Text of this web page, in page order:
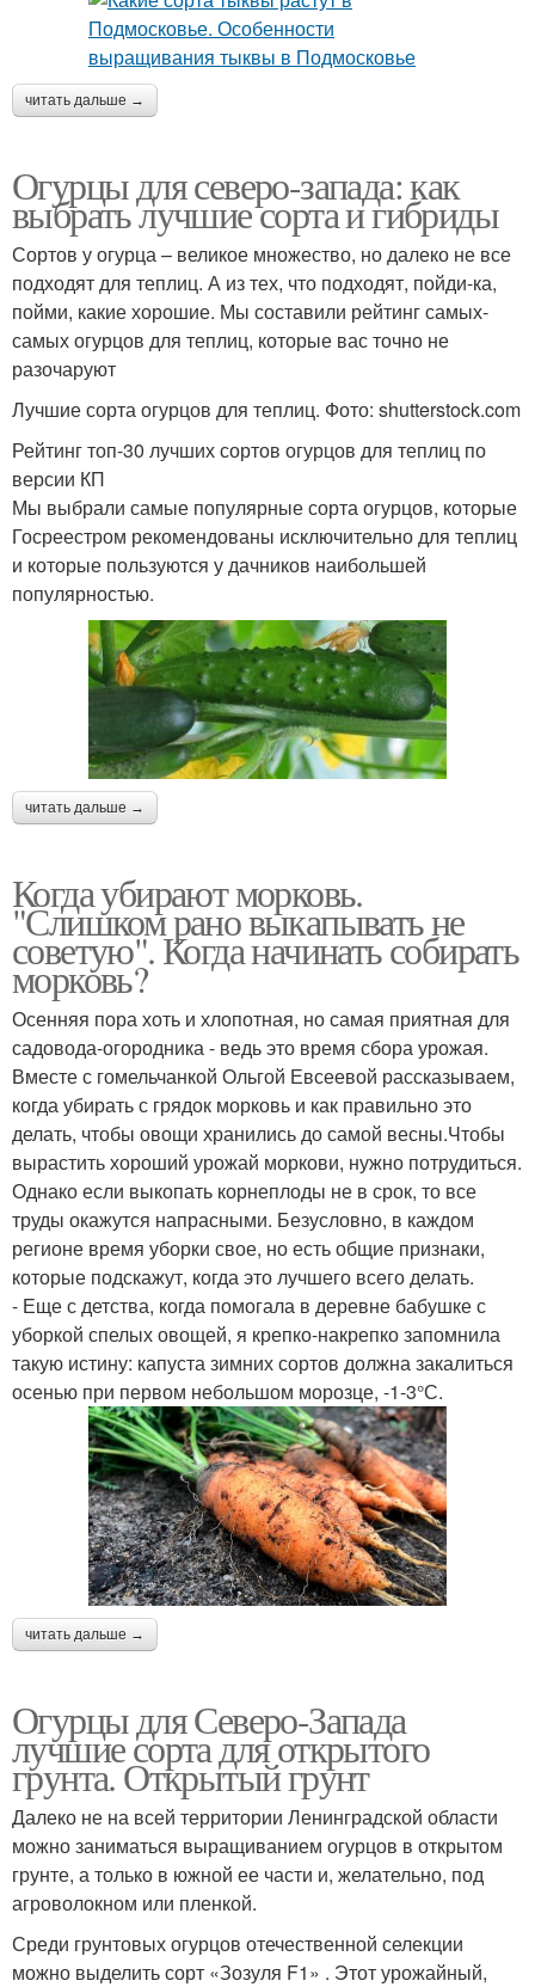
читать дальше →
Огурцы для северо-запада: как
выбрать лучшие сорта и гибриды
Сортов у огурца – великое множество, но далеко не все
подходят для теплиц. А из тех, что подходят, пойди-ка,
пойми, какие хорошие. Мы составили рейтинг самых-
самых огурцов для теплиц, которые вас точно не
разочаруют
Лучшие сорта огурцов для теплиц. Фото: shutterstock.com
Рейтинг топ-30 лучших сортов огурцов для теплиц по
версии КП
Мы выбрали самые популярные сорта огурцов, которые
Госреестром рекомендованы исключительно для теплиц
и которые пользуются у дачников наибольшей
популярностью.
читать дальше →
Когда убирают морковь.
"Слишком рано выкапывать не
советую". Когда начинать собирать
морковь?
Осенняя пора хоть и хлопотная, но самая приятная для
садовода-огородника - ведь это время сбора урожая.
Вместе с гомельчанкой Ольгой Евсеевой рассказываем,
когда убирать с грядок морковь и как правильно это
делать, чтобы овощи хранились до самой весны.Чтобы
вырастить хороший урожай моркови, нужно потрудиться.
Однако если выкопать корнеплоды не в срок, то все
труды окажутся напрасными. Безусловно, в каждом
регионе время уборки свое, но есть общие признаки,
которые подскажут, когда это лучшего всего делать.
- Еще с детства, когда помогала в деревне бабушке с
уборкой спелых овощей, я крепко-накрепко запомнила
такую истину: капуста зимних сортов должна закалиться
осенью при первом небольшом морозце, -1-3°С.
читать дальше →
Огурцы для Северо-Запада
лучшие сорта для открытого
грунта. Открытый грунт
Далеко не на всей территории Ленинградской области
можно заниматься выращиванием огурцов в открытом
грунте, а только в южной ее части и, желательно, под
агроволокном или пленкой.
Среди грунтовых огурцов отечественной селекции
можно выделить сорт «Зозуля F1» . Этот урожайный,